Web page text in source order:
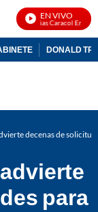
EN VIVO
Noticias Caracol En Vivo
DONALD
decenas de
para